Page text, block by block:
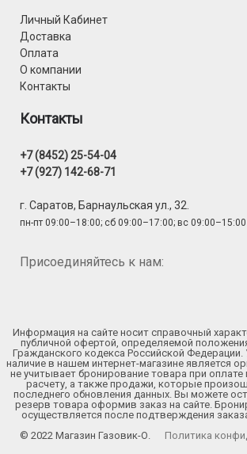
Личный Кабинет
Доставка
Оплата
О компании
Контакты
Контакты
+7 (8452) 25-54-04
+7 (927) 142-68-71
г. Саратов, Барнаульская ул., 32.
пн-пт 09:00–18:00; сб 09:00–17:00; вс 09:00–15:00
Присоединяйтесь к нам:
Информация на сайте носит справочный
публичной офертой, определяемой
Гражданского кодекса Российской
наличие в нашем интернет-магазине является
не учитывает бронирование товара при оплате
расчету, а также продажи, которые
последнего обновления данных. Вы можете
резерв товара оформив заказ на сайте.
осуществляется после подтверждения
© 2022 Магазин Газовик-О.
Политика